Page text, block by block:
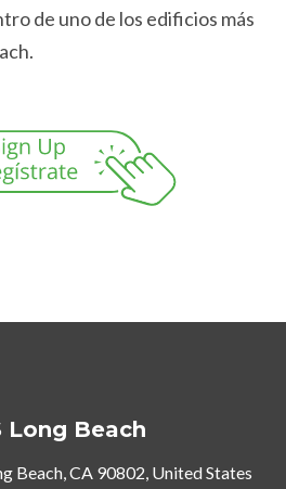
de uno de los edificios más
Long Beach
Beach, CA 90802, United States